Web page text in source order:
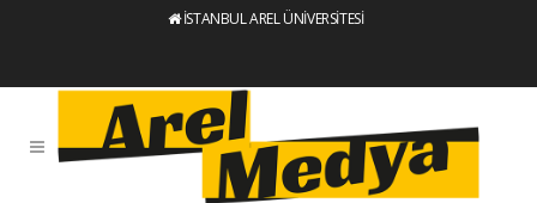
İSTANBUL AREL ÜNİVERSİTESİ